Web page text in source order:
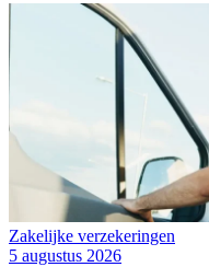
Zakelijke verzekeringen
5 augustus 2026